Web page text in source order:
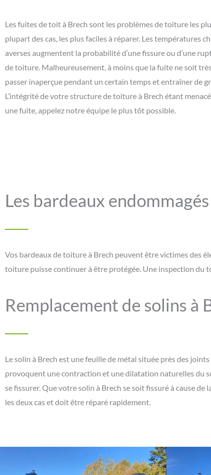
Les fuites de toit à Brech sont les problèmes de toiture les
plupart des cas, les plus faciles à réparer. Les températures
averses augmentent la probabilité d’une fissure ou d’une
de toiture. Malheureusement, à moins que la fuite ne soit
passer inaperçue pendant un certain temps et entraîner de
L’intégrité de votre structure de toiture à Brech étant
une fuite, appelez notre équipe le plus tôt possible.
Les bardeaux
Vos bardeaux de toiture à Brech peuvent être victimes des
toiture puisse continuer à être protégée. Une inspection du
Remplacement de solins à
Le solin à Brech est une feuille de métal située près des
provoquent une contraction et une dilatation naturelles du
se fissurer. Que votre solin à Brech se soit fissuré à cause
les deux cas et doit être réparé rapidement.